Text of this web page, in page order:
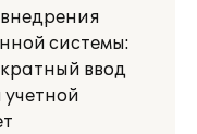
системы:
ввод